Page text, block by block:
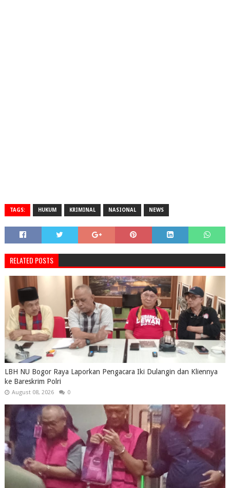
TAGS: HUKUM KRIMINAL NASIONAL NEWS
RELATED POSTS
LBH NU Bogor Raya Laporkan Pengacara Iki Dulangin dan Kliennya
ke Bareskrim Polri
August 08, 2026 0